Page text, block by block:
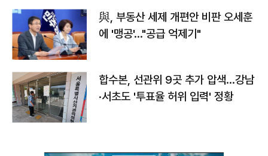
與, 부동산 세제 개편안 비판 오세훈
에 '맹공'…"공급 억제기"
합수본, 선관위 9곳 추가 압색…강남
·서초도 '투표율 허위 입력' 정황